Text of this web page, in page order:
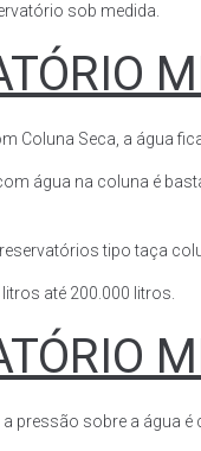
sob medida.
Coluna Seca, a água
água na coluna é
tipo taça
até 200.000 litros.
a pressão sobre a água